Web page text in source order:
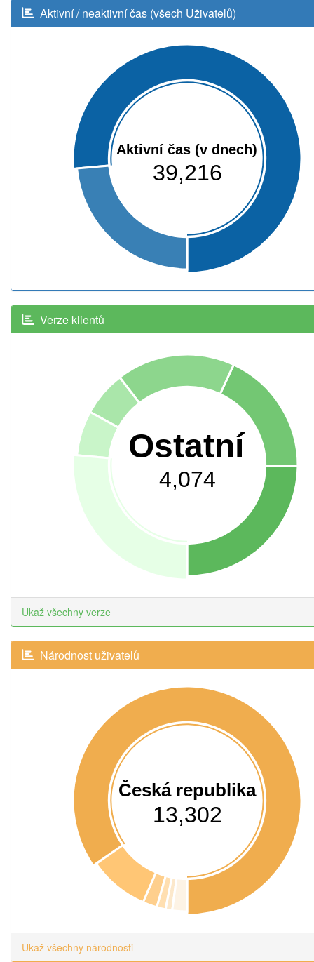
Aktivní / neaktivní čas (všech Uživatelů)
Aktivní čas (v dnech)
39,216
Verze klientů
Ostatní
4,074
Ukaž všechny verze
Národnost uživatelů
Česká republika
13,302
Ukaž všechny národnosti